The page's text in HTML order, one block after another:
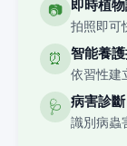
📷 即時植物
拍照即可
⏰ 智能養
依習性建
🩺 病害診斷
識別病蟲